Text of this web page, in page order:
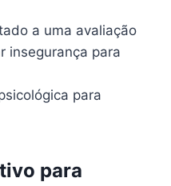
a uma avaliação
insegurança para
para
para